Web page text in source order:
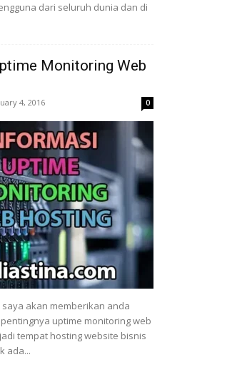
dari seluruh dunia dan di
Monitoring Web
4, 2016 0
akan memberikan anda
uptime monitoring web
tempat hosting website bisnis
ada...